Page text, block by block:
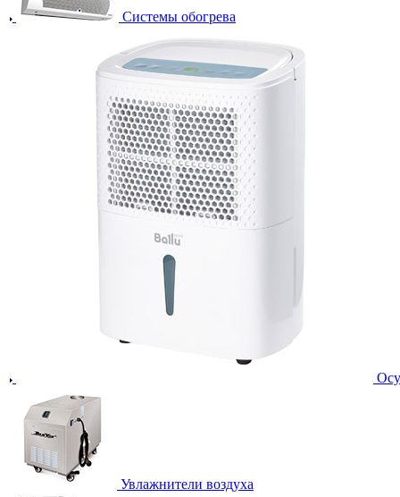
Системы обогрева
Увлажнители воздуха